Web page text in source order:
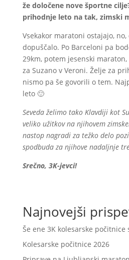
že določene nove športne
prihodnje leto na tak, zimski
Vsekakor maratoni ostajajo,
dopuščalo. Po Barceloni pa
29km, potem jesenski
za Suzano v Veroni. Želje za
nismo pa še govorili o tem.
leto 🙂
Seveda želimo tako Klavdiji kot
veliko užitkov na njihovem
nastop nagradi za težko delo
spodbuda za njihove nadaljnje
Srečno, 3K-jevci!
Najnovejši
Še ene 3K kolesarske počitnice
Kolesarske počitnice 2026